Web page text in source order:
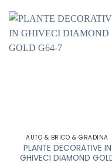
AUTO & BRICO & GRADINA
PLANTE DECORATIVE IN
GHIVECI DIAMOND